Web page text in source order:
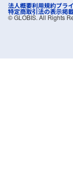
法人概要利用規約プラ
特定商取引法の表示掲
©︎ GLOBIS. All Rights